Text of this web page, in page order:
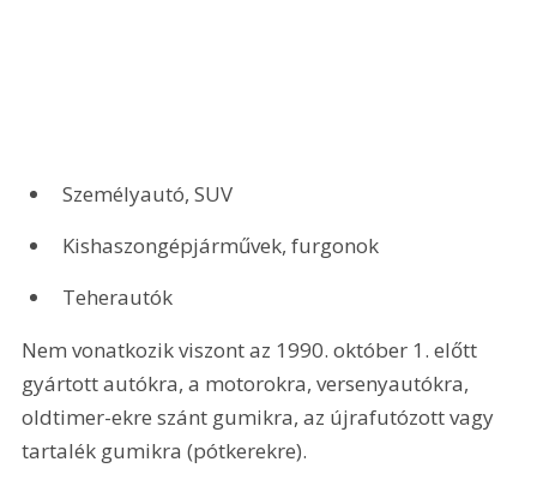
Személyautó, SUV
Kishaszongépjárművek, furgonok
Teherautók
Nem vonatkozik viszont az 1990. október 1. előtt
gyártott autókra, a motorokra, versenyautókra,
oldtimer-ekre szánt gumikra, az újrafutózott vagy
tartalék gumikra (pótkerekre).